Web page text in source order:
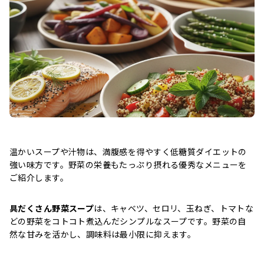
温かいスープや汁物は、満腹感を得やすく低糖質ダイエットの
強い味方です。野菜の栄養もたっぷり摂れる優秀なメニューを
ご紹介します。
具だくさん野菜スープは、キャベツ、セロリ、玉ねぎ、トマトな
どの野菜をコトコト煮込んだシンプルなスープです。野菜の自
然な甘みを活かし、調味料は最小限に抑えます。